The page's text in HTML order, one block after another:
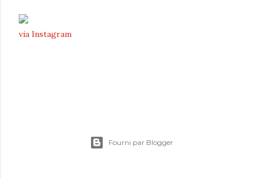
via Instagram
Fourni par Blogger